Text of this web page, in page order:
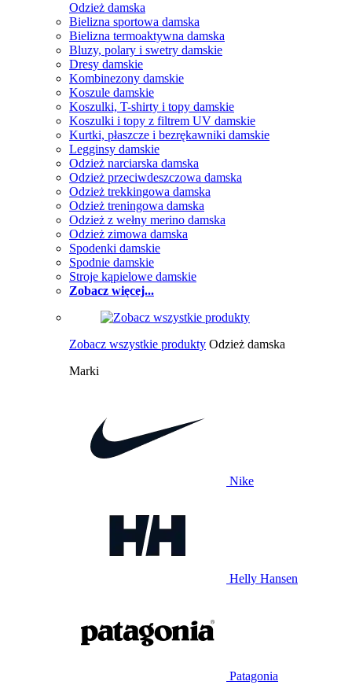
Odzież damska
Bielizna sportowa damska
Bielizna termoaktywna damska
Bluzy, polary i swetry damskie
Dresy damskie
Kombinezony damskie
Koszule damskie
Koszulki, T-shirty i topy damskie
Koszulki i topy z filtrem UV damskie
Kurtki, płaszcze i bezrękawniki damskie
Legginsy damskie
Odzież narciarska damska
Odzież przeciwdeszczowa damska
Odzież trekkingowa damska
Odzież treningowa damska
Odzież z wełny merino damska
Odzież zimowa damska
Spodenki damskie
Spodnie damskie
Stroje kąpielowe damskie
Zobacz więcej...
Zobacz wszystkie produkty Odzież damska
Marki
Nike
Helly Hansen
Patagonia